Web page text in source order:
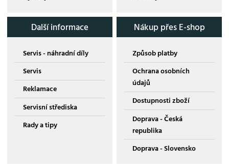
Další informace
Servis - náhradní díly
Servis
Reklamace
Servisní střediska
Rady a tipy
Nákup přes E-shop
Způsob platby
Ochrana osobních
údajů
Dostupnosti zboží
Doprava - Česká
republika
Doprava - Slovensko